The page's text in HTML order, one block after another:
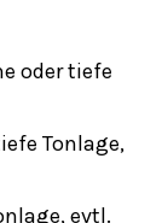
oder tiefe
Tonlage,
evtl.